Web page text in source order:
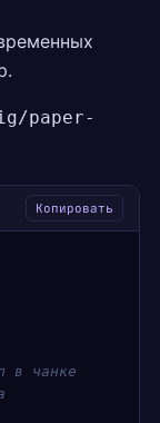
paper-
Копировать
в чанке